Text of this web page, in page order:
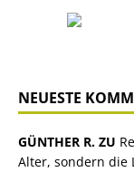
NEUESTE
GÜNTHER R. ZU
Alter, sondern die